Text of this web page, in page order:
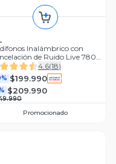
Inalámbrico con
de Ruido Live 780
Negro
4.6(18)
$199.990
$209.990
Promocionado